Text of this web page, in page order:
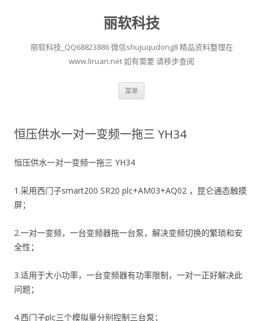
丽软科技
丽软科技_QQ68823886 微信shujuqudong8 精品资料整理在
www.liruan.net 如有需要 请移步查阅
菜单
恒压供水一对一变频一拖三 YH34
恒压供水一对一变频一拖三 YH34
1.采用西门子smart200 SR20 plc+AM03+AQ02 ，昆仑通态触摸
屏；
2.一对一变频，一台变频器拖一台泵，解决变频切换的繁琐和安
全性；
3.适用于大小功率，一台变频器有功率限制，一对一正好解决此
问题；
4.西门子plc三个模拟量分别控制三台泵；